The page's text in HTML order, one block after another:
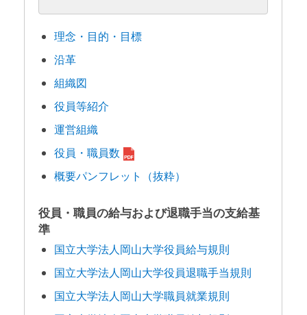
理念・目的・目標
沿革
組織図
役員等紹介
運営組織
役員・職員数
概要パンフレット（抜粋）
役員・職員の給与および退職手当の支給基
準
国立大学法人岡山大学役員給与規則
国立大学法人岡山大学役員退職手当規則
国立大学法人岡山大学職員就業規則